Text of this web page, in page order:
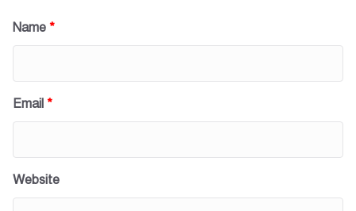
Name *
Email *
Website